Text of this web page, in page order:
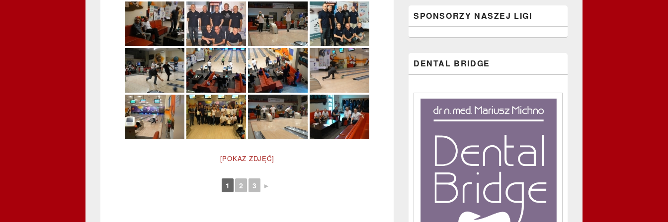
[POKAZ ZDJĘĆ]
1 2 3 ►
SPONSORZY NASZEJ LIGI
DENTAL BRIDGE